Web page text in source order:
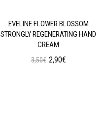
EVELINE FLOWER BLOSSOM
STRONGLY REGENERATING HAND
CREAM
3,50€ 2,90€